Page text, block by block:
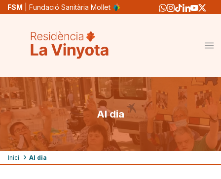
Vés
contingut
FSM | Fundació Sanitària Mollet
Al dia
Fil
Inici Al dia